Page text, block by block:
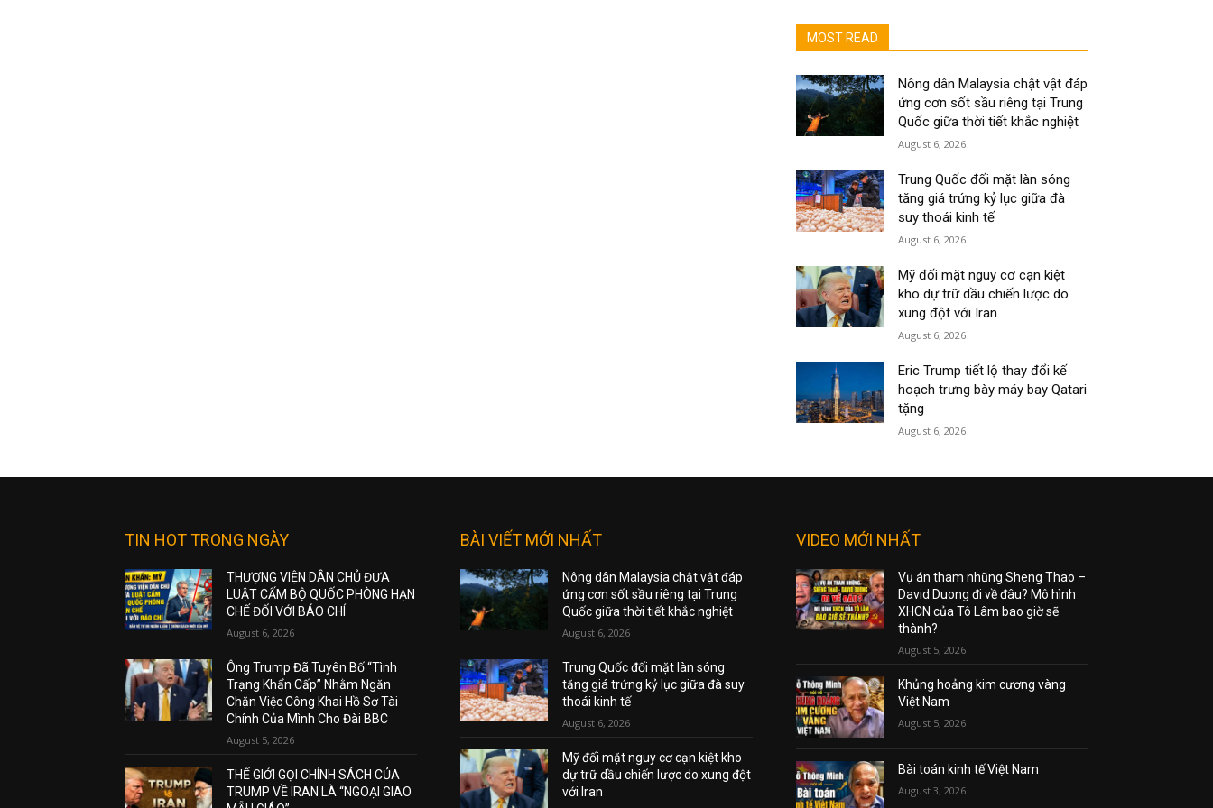
MOST READ
Nông dân Malaysia chật vật đáp
ứng cơn sốt sầu riêng tại Trung
Quốc giữa thời tiết khắc nghiệt
August 6, 2026
Trung Quốc đối mặt làn sóng
tăng giá trứng kỷ lục giữa đà
suy thoái kinh tế
August 6, 2026
Mỹ đối mặt nguy cơ cạn kiệt
kho dự trữ dầu chiến lược do
xung đột với Iran
August 6, 2026
Eric Trump tiết lộ thay đổi kế
hoạch trưng bày máy bay Qatari
tặng
August 6, 2026
TIN HOT TRONG NGÀY
THƯỢNG VIỆN DÂN CHỦ ĐƯA
LUẬT CẤM BỘ QUỐC PHÒNG HẠN
CHẾ ĐỐI VỚI BÁO CHÍ
August 6, 2026
Ông Trump Đã Tuyên Bố “Tình
Trạng Khẩn Cấp” Nhằm Ngăn
Chặn Việc Công Khai Hồ Sơ Tài
Chính Của Mình Cho Đài BBC
August 5, 2026
THẾ GIỚI GỌI CHÍNH SÁCH CỦA
TRUMP VỀ IRAN LÀ “NGOẠI GIAO
BÀI VIẾT MỚI NHẤT
Nông dân Malaysia chật vật đáp
ứng cơn sốt sầu riêng tại Trung
Quốc giữa thời tiết khắc nghiệt
August 6, 2026
Trung Quốc đối mặt làn sóng
tăng giá trứng kỷ lục giữa đà suy
thoái kinh tế
August 6, 2026
Mỹ đối mặt nguy cơ cạn kiệt kho
dự trữ dầu chiến lược do xung đột
với Iran
VIDEO MỚI NHẤT
Vụ án tham nhũng Sheng Thao –
David Duong đi về đâu? Mô hình
XHCN của Tô Lâm bao giờ sẽ
thành?
August 5, 2026
Khủng hoảng kim cương vàng
Việt Nam
August 5, 2026
Bài toán kinh tế Việt Nam
August 3, 2026